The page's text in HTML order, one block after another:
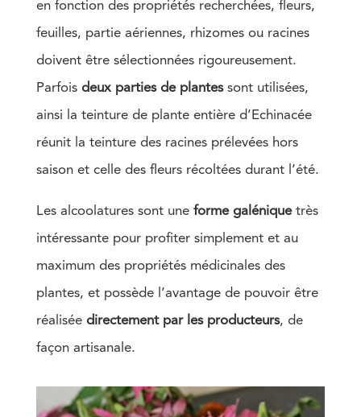
en fonction des propriétés recherchées, fleurs,
feuilles, partie aériennes, rhizomes ou racines
doivent être sélectionnées rigoureusement.
Parfois deux parties de plantessont utilisées,
ainsi la teinture de plante entière d’Echinacée
réunit la teinture des racines prélevées hors
saison et celle des fleurs récoltées durant l’été.
Les alcoolatures sont uneforme galéniquetrès
intéressante pour profiter simplement et au
maximum des propriétés médicinales des
plantes, et possède l’avantage de pouvoir être
réaliséedirectement par les producteurs, de
façon artisanale.